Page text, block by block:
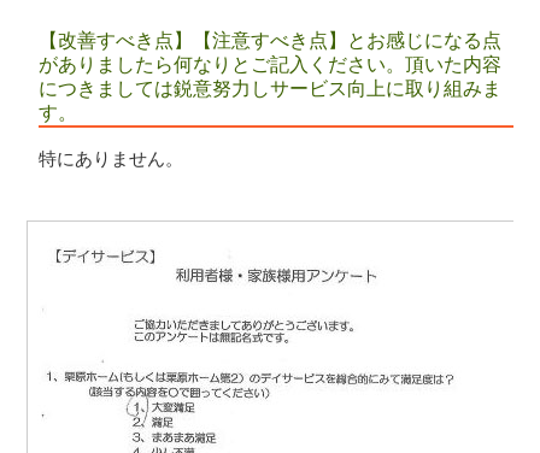
【改善すべき点】【注意すべき点】とお感じになる点
がありましたら何なりとご記入ください。頂いた内容
につきましては鋭意努力しサービス向上に取り組みま
す。
特にありません。